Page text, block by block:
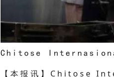
Chitose
【本报讯】Chitose